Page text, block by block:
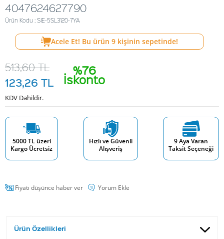
4047624627790
Ürün Kodu : SIE-5SL3120-7YA
Acele Et! Bu ürün 9 kişinin sepetinde!
%76
İskonto
513,60TL
123,26 TL
KDV Dahildir.
5000 TL üzeri
Kargo Ücretsiz
Hızlı ve Güvenli
Alışveriş
9 Aya Varan
Taksit Seçeneği
Fiyatı düşünce haber ver Yorum Ekle
Ürün Özellikleri